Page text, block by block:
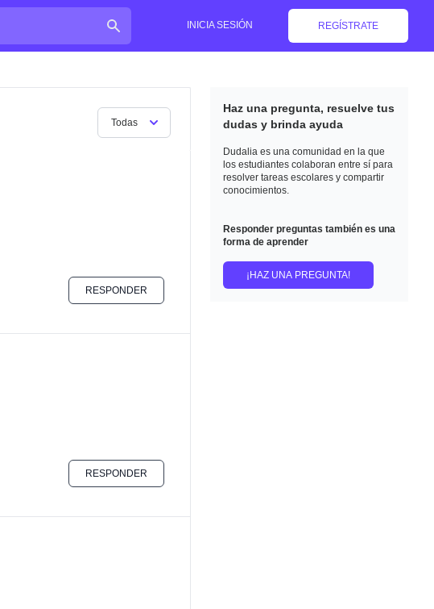
INICIA SESIÓN REGÍSTRATE
Todas
RESPONDER
RESPONDER
Haz una pregunta, resuelve tus
dudas y brinda ayuda
Dudalia es una comunidad en la que
los estudiantes colaboran entre sí para
resolver tareas escolares y compartir
conocimientos.
Responder preguntas también es una
forma de aprender
¡HAZ UNA PREGUNTA!